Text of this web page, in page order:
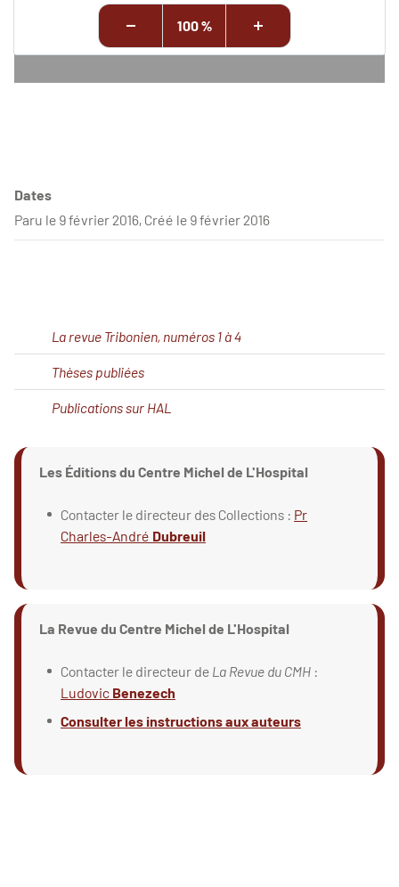
100 %
Dates
Paru le 9 février 2016, Créé le 9 février 2016
La revue Tribonien, numéros 1 à 4
Thèses publiées
Publications sur HAL
Les Éditions du Centre Michel de L'Hospital
Contacter le directeur des Collections : Pr
Charles-André Dubreuil
La Revue du Centre Michel de L'Hospital
Contacter le directeur de La Revue du CMH :
Ludovic Benezech
Consulter les instructions aux auteurs